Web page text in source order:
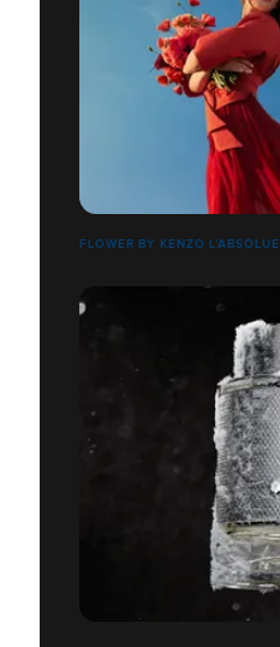
FLOWER BY KENZO L'ABSOLUE